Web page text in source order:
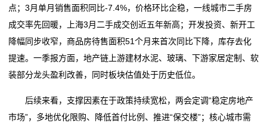
点；3月单月销售面积同比-7.4%，价格环比企稳，一线城市二手房
成交率先回暖，上海3月二手成交创近五年新高；开发投资、新开工
降幅同步收窄，商品房待售面积51个月来首次同比下降，库存去化
提速。一季报方面，地产链上游建材水泥、玻璃、下游家居定制、软
装部分龙头盈利改善，同时板块估值处于历史低位。
后续来看，支撑因素在于政策持续宽松，两会定调“稳定房地产
市场”，多地优化限购、降低首付比例、推进“保交楼”；核心城市需